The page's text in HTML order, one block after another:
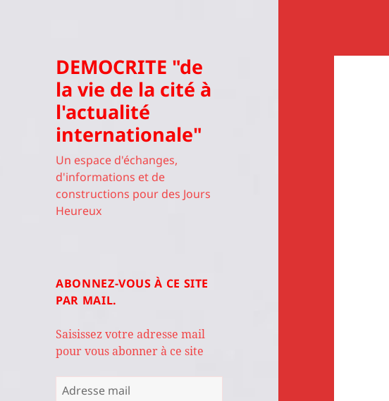
DEMOCRITE "de
la vie de la cité à
l'actualité
internationale"
Un espace d'échanges,
d'informations et de
constructions pour des Jours
Heureux
ABONNEZ-VOUS À CE SITE
PAR MAIL.
Saisissez votre adresse mail
pour vous abonner à ce site
Adresse